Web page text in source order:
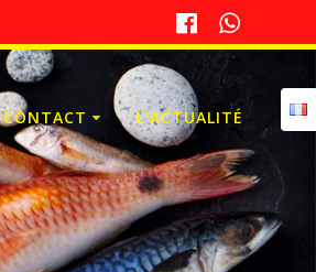
CONTACT L’ACTUALITÉ